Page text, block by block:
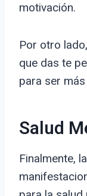
motivación.
Por otro
que das te
para ser
Salud
Finalmente,